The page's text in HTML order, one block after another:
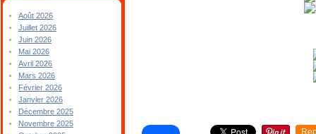
Août 2026
Juillet 2026
Juin 2026
Mai 2026
Avril 2026
Mars 2026
Février 2026
Janvier 2026
Décembre 2025
Novembre 2025